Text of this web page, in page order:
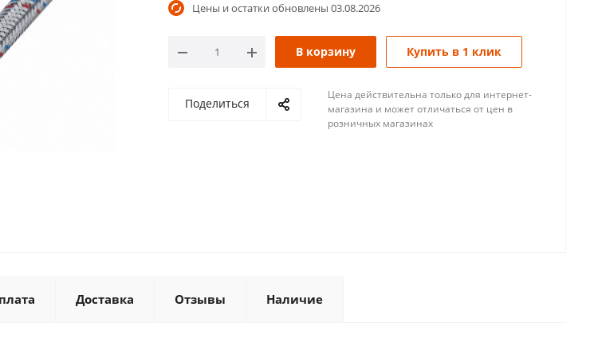
Цены и остатки обновлены 03.08.2026
В корзину Купить в 1 клик
Поделиться
Цена действительна только для интернет-
магазина и может отличаться от цен в
розничных магазинах
Доставка Отзывы Наличие